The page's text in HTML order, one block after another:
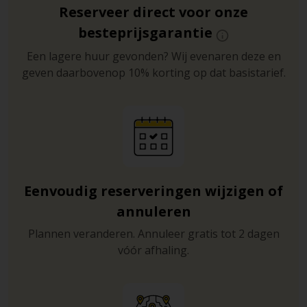
Reserveer direct voor onze
besteprijsgarantie
Een lagere huur gevonden? Wij evenaren deze en
geven daarbovenop 10% korting op dat basistarief.
Eenvoudig reserveringen wijzigen of
annuleren
Plannen veranderen. Annuleer gratis tot 2 dagen
vóór afhaling.